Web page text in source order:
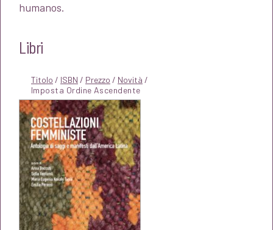
humanos.
Libri
Titolo / ISBN / Prezzo / Novità /